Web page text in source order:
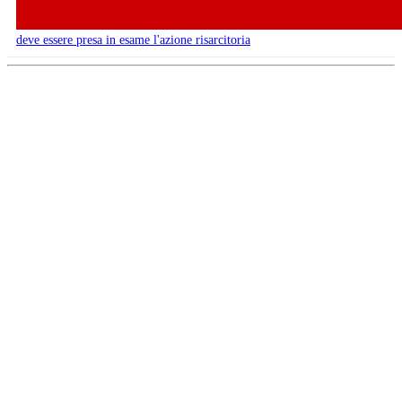
deve essere presa in esame l'azione risarcitoria